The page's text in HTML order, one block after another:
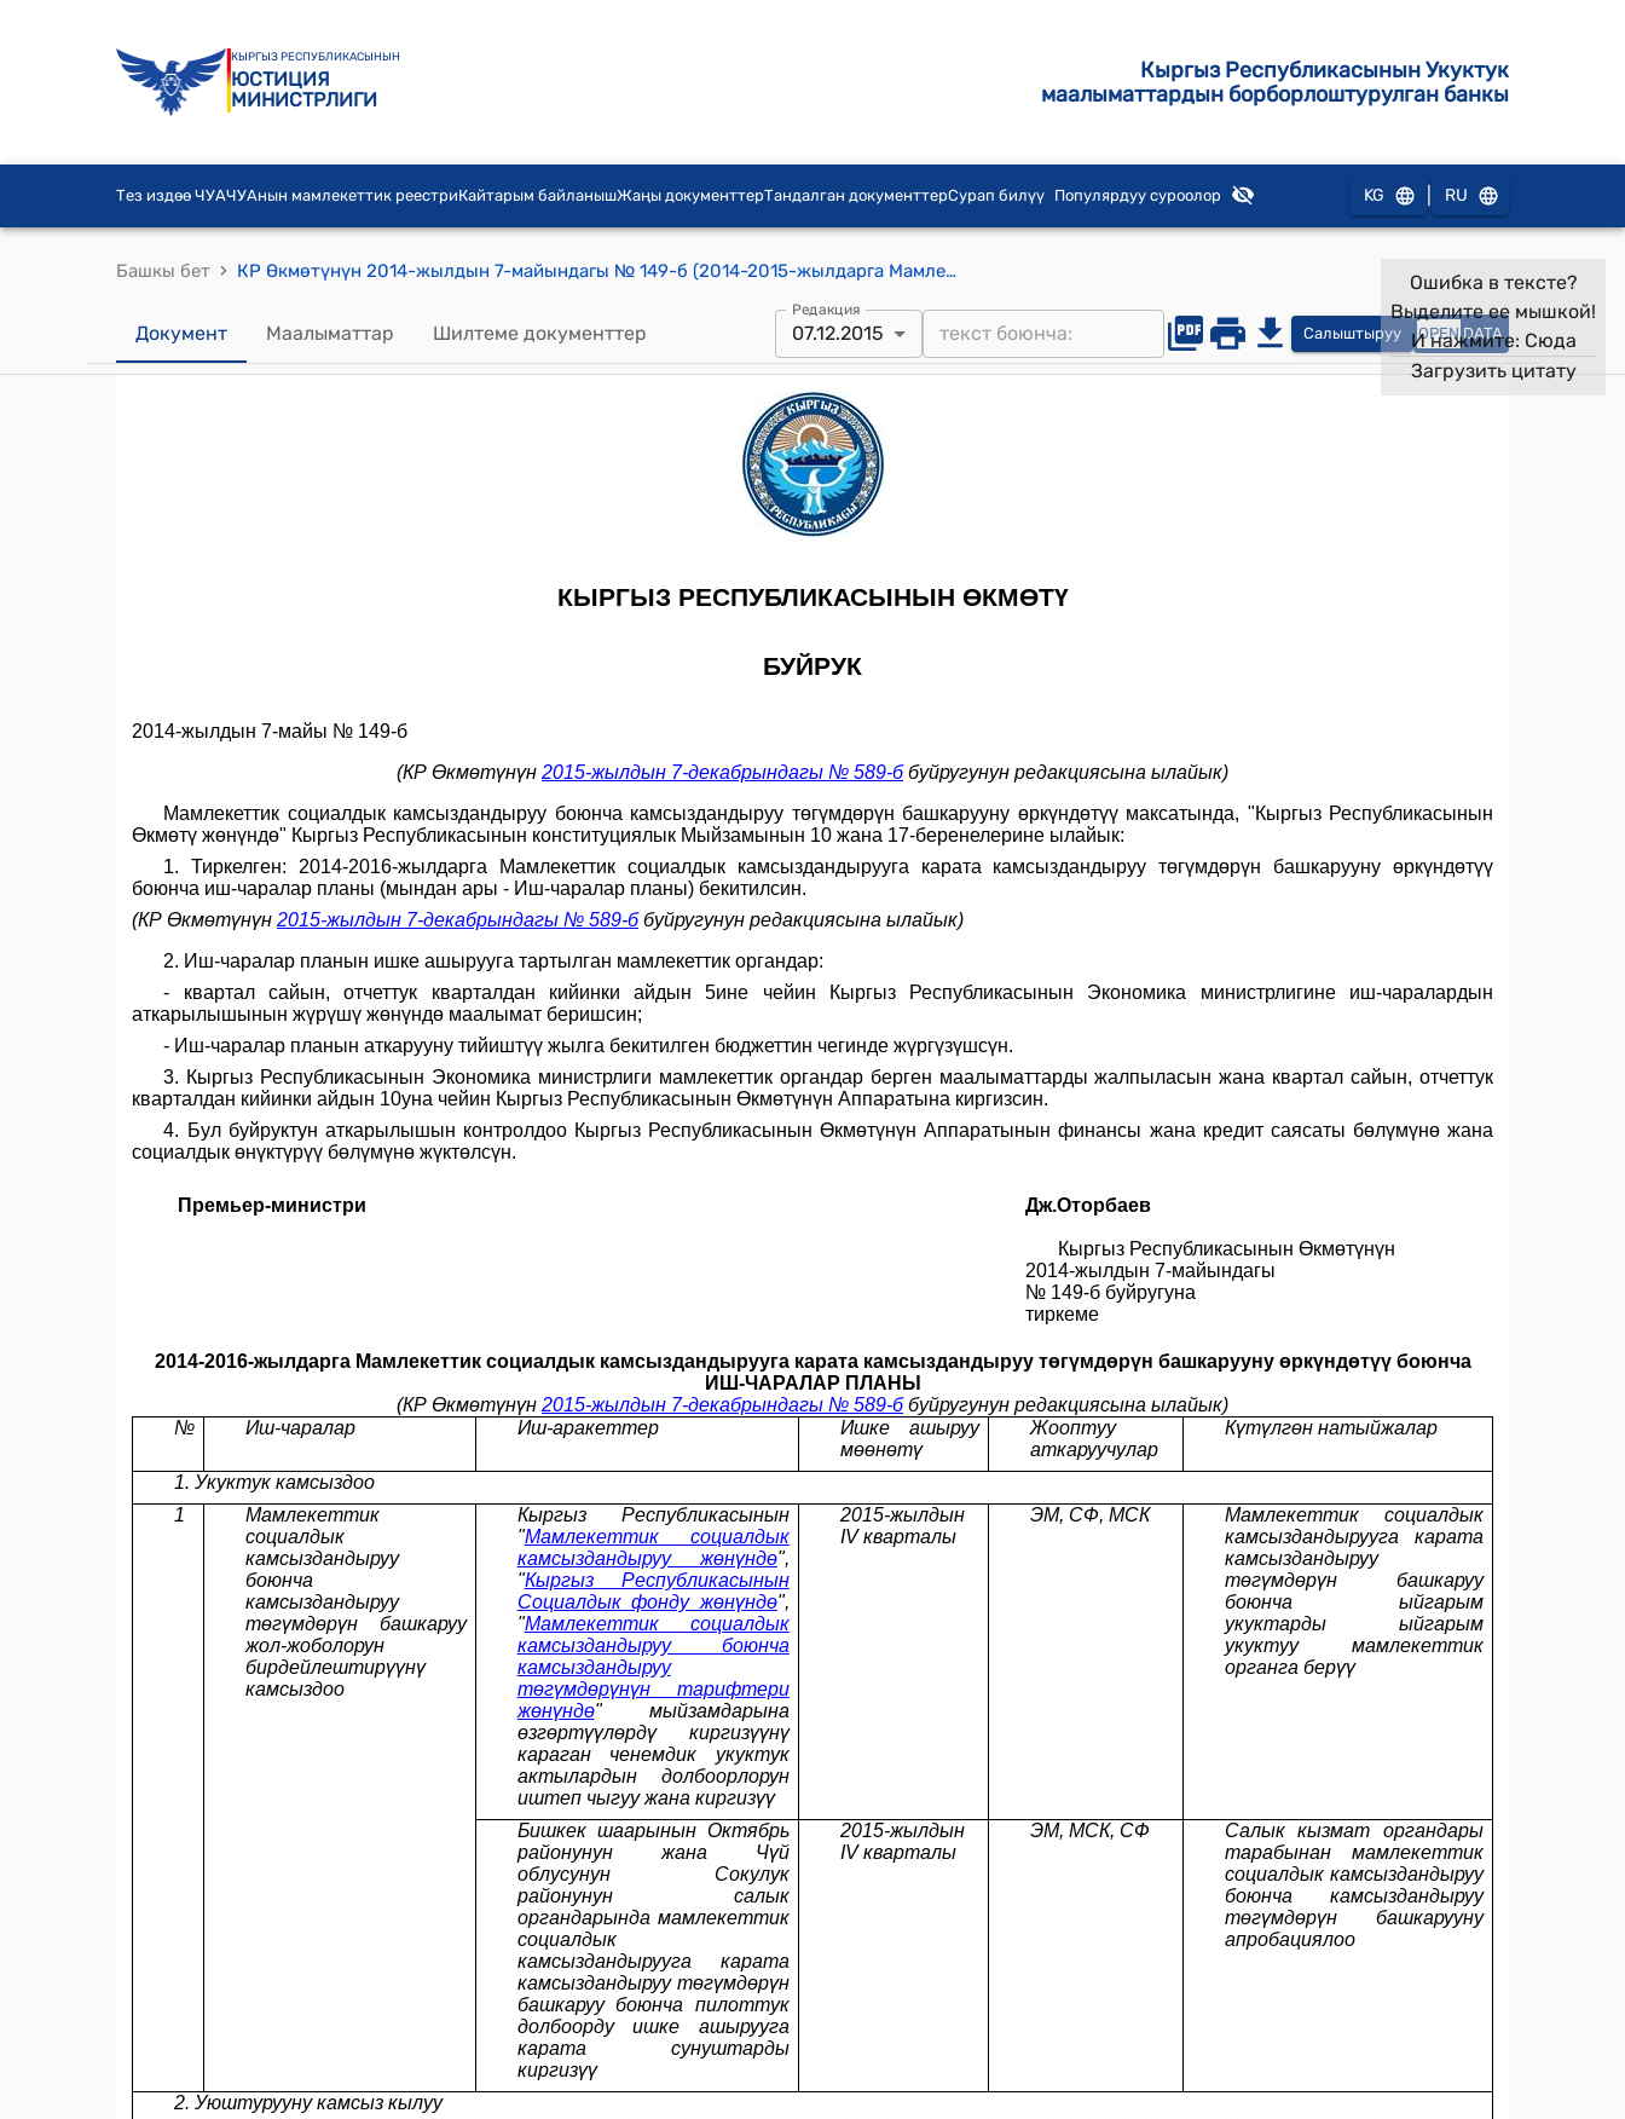
КЫРГЫЗ РЕСПУБЛИКАСЫНЫН
ЮСТИЦИЯ
МИНИСТРЛИГИ
Кыргыз Республикасынын Укуктук
маалыматтардын борборлоштурулган банкы
Тез издөө ЧУАЧУАнын мамлекеттик реестриКайтарым байланышЖаңы документтерТандалган документтерСурап билүү Популярдуу суроолор KG RU
Башкы бет › КР Өкмөтүнүн 2014-жылдын 7-майындагы № 149-б (2014-2015-жылдарга Мамлекеттик социалдык камсыздандырууга карата камсыздандыруу төгүмдөрүн башкарууну өркүндөтүү боюнча иш-чаралар планы бекитүү боюнча) буйругу
Документ Маалыматтар Шилтеме документтер
Редакция
07.12.2015 Салыштыруу OPEN DATA
Ошибка в тексте?
Выделите ее мышкой!
И нажмите: Сюда
Загрузить цитату